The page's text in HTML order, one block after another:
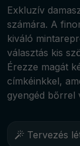
Exkluzív
számára. A
kiváló
választás kis
Érezze magát
címkéinkkel,
gyengéd bőrrel
Tervezés